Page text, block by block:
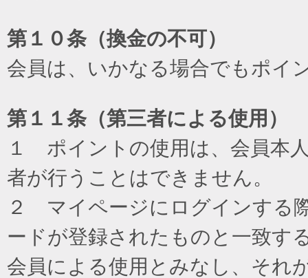
第１０条（換金の不可）
会員は、いかなる場合でもポイ
第１１条（第三者による使用）
１ ポイントの使用は、会員本
者が行うことはできません。
２ マイページにログインする
ードが登録されたものと一致す
会員による使用とみなし、それ